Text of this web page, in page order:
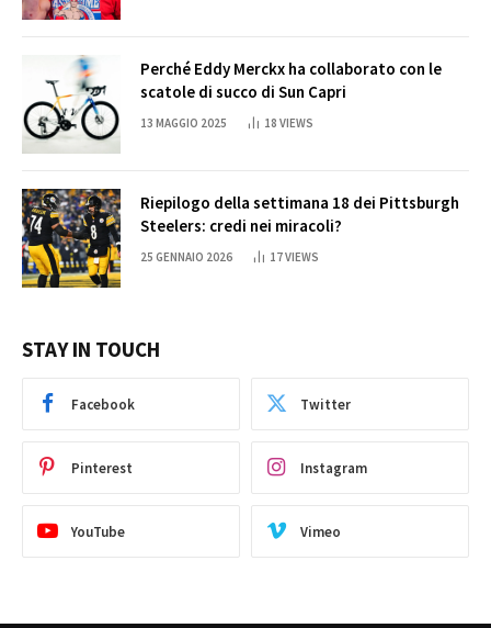
Perché Eddy Merckx ha collaborato con le
scatole di succo di Sun Capri
13 MAGGIO 2025 18 VIEWS
Riepilogo della settimana 18 dei Pittsburgh
Steelers: credi nei miracoli?
25 GENNAIO 2026 17VIEWS
STAY IN TOUCH
Facebook Twitter
Pinterest Instagram
YouTube Vimeo